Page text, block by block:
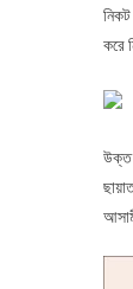
করে
উক্ত